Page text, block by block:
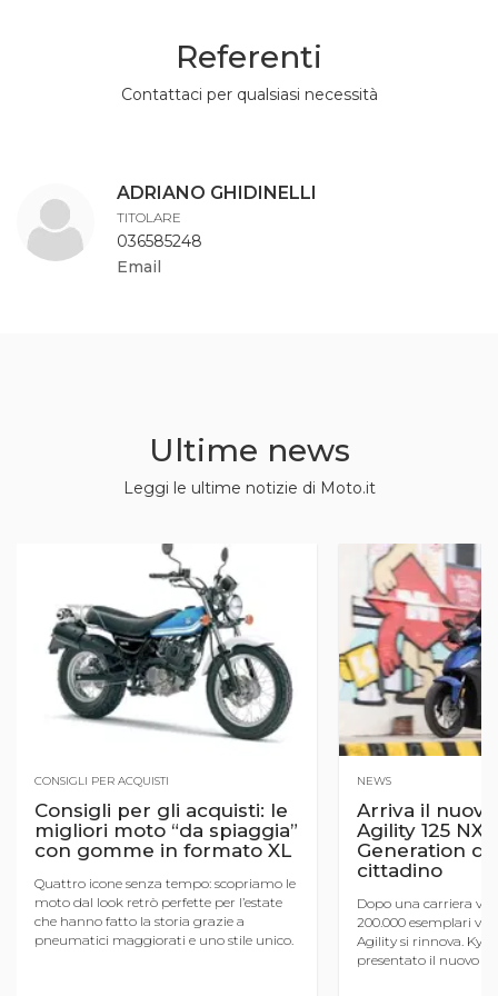
Referenti
Contattaci per qualsiasi necessità
ADRIANO GHIDINELLI
TITOLARE
036585248
Email
Ultime news
Leggi le ultime notizie di Moto.it
CONSIGLI PER ACQUISTI
Consigli per gli acquisti: le
migliori moto “da spiaggia”
con gomme in formato XL
Quattro icone senza tempo: scopriamo le
moto dal look retrò perfette per l’estate
che hanno fatto la storia grazie a
pneumatici maggiorati e uno stile unico.
NEWS
Arriva il
Agility 125 NX,
Generation
cittadino
Dopo una carriera
200.000 esemplari
Agility si rinnova.
presentato il nuovo